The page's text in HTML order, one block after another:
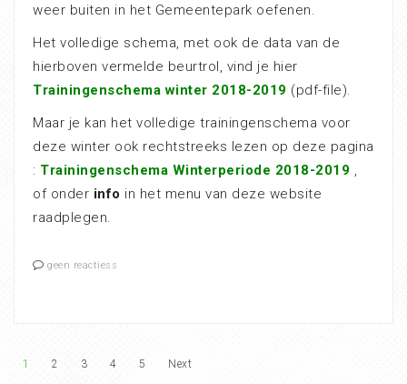
weer buiten in het Gemeentepark oefenen.
Het volledige schema, met ook de data van de
hierboven vermelde beurtrol, vind je hier
Trainingenschema winter 2018-2019 (pdf-file).
Maar je kan het volledige trainingenschema voor
deze winter ook rechtstreeks lezen op deze pagina
: Trainingenschema Winterperiode 2018-2019 ,
of onder info in het menu van deze website
raadplegen.
geen reactiess
1 2 3 4 5 Next